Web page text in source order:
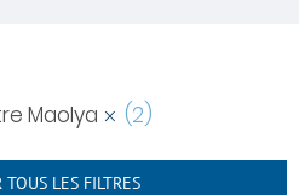
Maolya (2)
TOUS LES FILTRES